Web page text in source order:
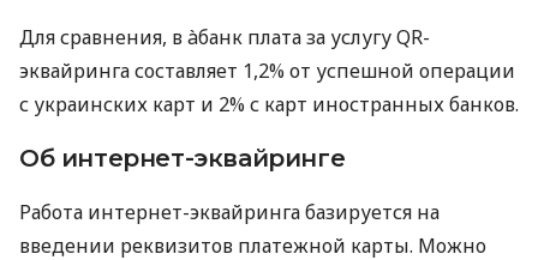
Для сравнения, в àбанк плата за услугу QR-
эквайринга составляет 1,2% от успешной операции
с украинских карт и 2% с карт иностранных банков.
Об интернет-эквайринге
Работа интернет-эквайринга базируется на
введении реквизитов платежной карты. Можно